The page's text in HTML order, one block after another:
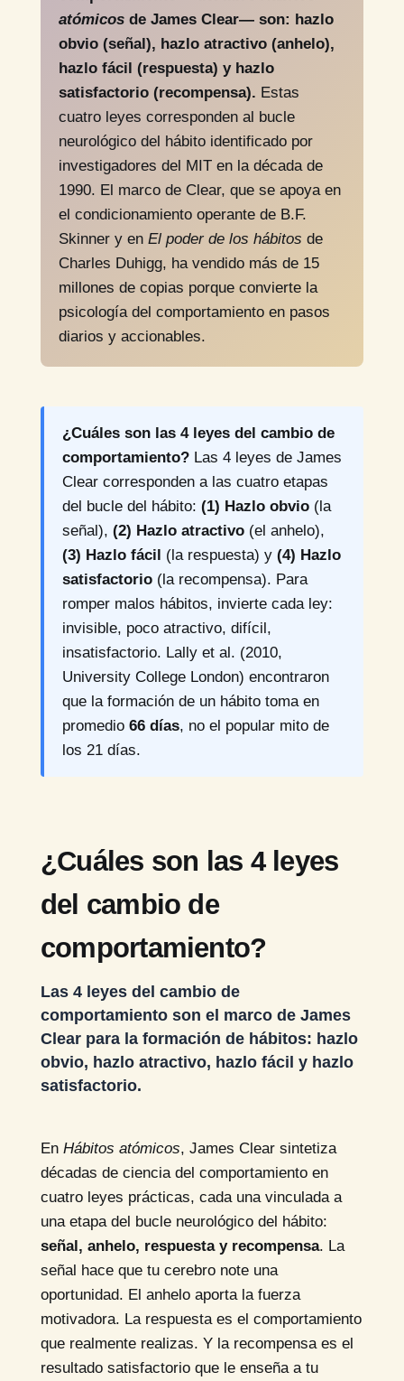
atómicosde James Clear— son: hazlo
obvio (señal), hazlo atractivo (anhelo),
hazlo fácil (respuesta) y hazlo
satisfactorio (recompensa). Estas
cuatro leyes corresponden al bucle
neurológico del hábito identificado por
investigadores del MIT en la década de
1990. El marco de Clear, que se apoya en
el condicionamiento operante de B.F.
Skinner y en El poder de los hábitos de
Charles Duhigg, ha vendido más de 15
millones de copias porque convierte la
psicología del comportamiento en pasos
diarios y accionables.
¿Cuáles son las 4 leyes del cambio de
comportamiento?Las 4 leyes de James
Clear corresponden a las cuatro etapas
del bucle del hábito: (1) Hazlo obvio(la
señal), (2) Hazlo atractivo(el anhelo),
(3) Hazlo fácil (la respuesta) y (4) Hazlo
satisfactorio(la recompensa). Para
romper malos hábitos, invierte cada ley:
invisible, poco atractivo, difícil,
insatisfactorio. Lally et al. (2010,
University College London) encontraron
que la formación de un hábito toma en
promedio 66 días, no el popular mito de
los 21 días.
¿Cuáles son las 4 leyes
del cambio de
comportamiento?
Las 4 leyes del cambio de
comportamiento son el marco de James
Clear para la formación de hábitos: hazlo
obvio, hazlo atractivo, hazlo fácil y hazlo
satisfactorio.
En Hábitos atómicos, James Clear sintetiza
décadas de ciencia del comportamiento en
cuatro leyes prácticas, cada una vinculada a
una etapa del bucle neurológico del hábito:
señal, anhelo, respuesta y recompensa. La
señal hace que tu cerebro note una
oportunidad. El anhelo aporta la fuerza
motivadora. La respuesta es el comportamiento
que realmente realizas. Y la recompensa es el
resultado satisfactorio que le enseña a tu